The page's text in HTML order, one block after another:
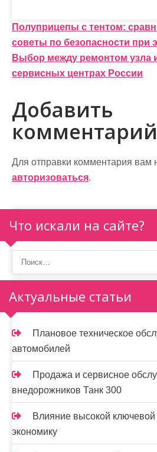
Н
а
в
и
г
а
ц
и
я
п
о
з
а
п
и
с
я
м
Полуприцепы с тентом:
советы по безопасности при
Выбор между ремонтом узла
сервисных центрах России
Добавить
комментарий
Для отправки комментария вам
авторизоваться.
Что искали на сайте?
Актуальные статьи
Плановое техническое
автомобилей
Продажа и сервисное
внедорожников Танк 300
Влияние высокой ключевой
экономику